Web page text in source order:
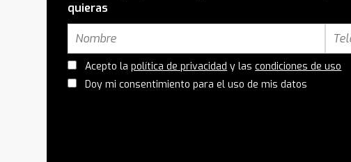
quieras
Acepto lapolítica de privacidad y lascondiciones de uso
Doy mi consentimiento para el uso de mis datos